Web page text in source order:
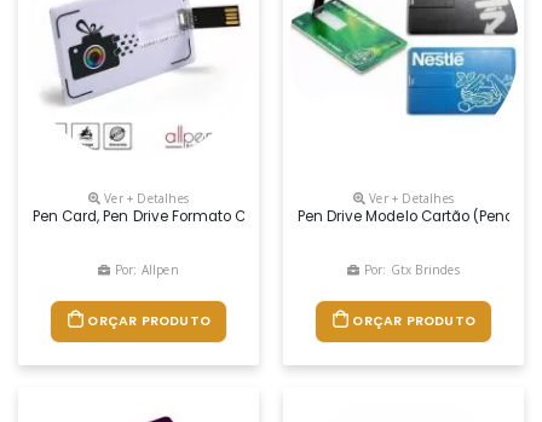
Ver + Detalhes
Pen Card, Pen Drive Formato Cartão Medindo, 5,3x8,4cm, Com
Por: Allpen
ORÇAR PRODUTO
Ver + Detalhes
Pen Drive Modelo Cartão
Por: Gtx Brindes
ORÇAR PRODUTO